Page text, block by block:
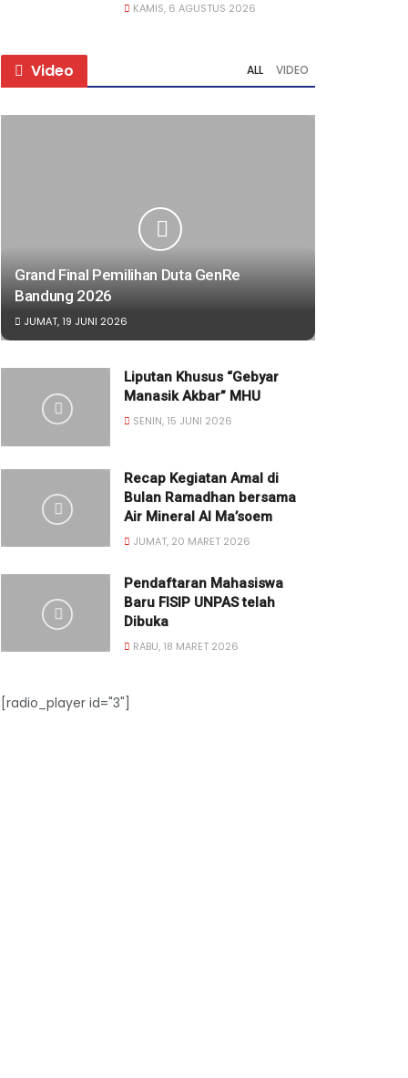
KAMIS, 6 AGUSTUS 2026
Video ALL VIDEO
Grand Final Pemilihan Duta GenRe
Bandung 2026
JUMAT, 19 JUNI 2026
Liputan Khusus “Gebyar
Manasik Akbar” MHU
SENIN, 15 JUNI 2026
Recap Kegiatan Amal di
Bulan Ramadhan bersama
Air Mineral Al Ma’soem
JUMAT, 20 MARET 2026
Pendaftaran Mahasiswa
Baru FISIP UNPAS telah
Dibuka
RABU, 18 MARET 2026
[radio_player id="3"]